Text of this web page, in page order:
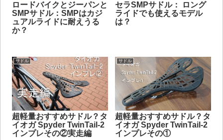
ロードバイクとジーパンと
SMPサドル：SMPはカジ
ュアルライドに耐えうる
か？
セラSMPサドル： ロング
ライドでも使えるモデル
は？
サドル
超軽量おすすめサドル？タ
イオガ Spyder TwinTail-2
インプレその②実走編
サドル
超軽量おすすめサドル？タ
イオガ Spyder TwinTail-2
インプレその①